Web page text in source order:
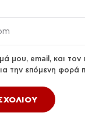
μου, email, και τον
την επόμενη φορά